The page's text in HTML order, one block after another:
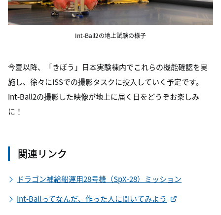
Int-Ball2の地上試験の様子
今夏以降、「きぼう」日本実験棟内でこれらの機能確認を実
施し、徐々にISSでの撮影タスクに投入していく予定です。
Int-Ball2の撮影した映像が地上に届く日をどうぞお楽しみ
に！
関連リンク
ドラゴン補給船運用28号機（SpX-28）ミッション
Int-Ballってなんだ、作った人に聞いてみよう